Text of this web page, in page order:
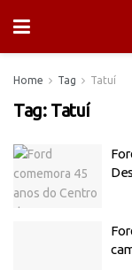
Home Tag Tatuí
Tag: Tatuí